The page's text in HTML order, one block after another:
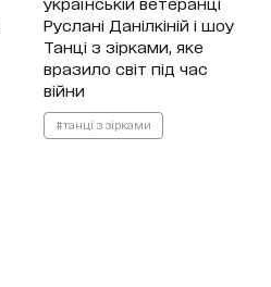
Руслані Данілкіній і шоу
Танці з зірками, яке
вразило світ під час
війни
#танці з зірками